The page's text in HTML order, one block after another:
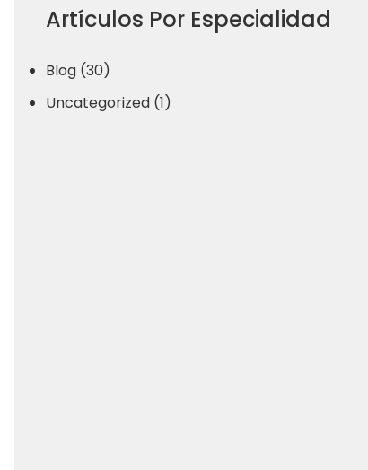
Artículos Por Especialidad
Blog (30)
Uncategorized (1)